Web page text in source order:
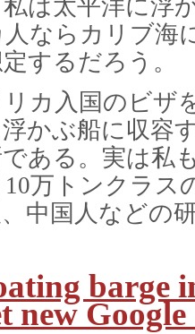
は太平洋に浮
ならカリブ海
するだろう。
カ入国のビザ
かぶ船に収容
ある。実は私
万トンクラス
中国人などの
barge
new